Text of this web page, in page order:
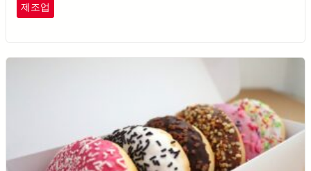
제조업